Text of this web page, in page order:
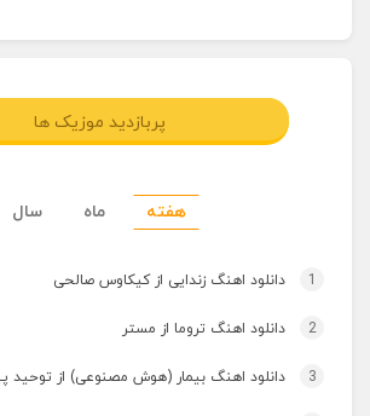
پربازدید موزیک ها
هفته ماه سال
1 دانلود اهنگ زندایی از کیکاوس صالحی
2 دانلود اهنگ تروما از مستر
3 دانلود اهنگ بیمار (هوش مصنوعی) از توحید